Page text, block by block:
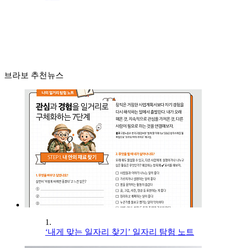
브라보 추천뉴스
1.
‘내게 맞는 일자리 찾기’ 일자리 탐험 노트